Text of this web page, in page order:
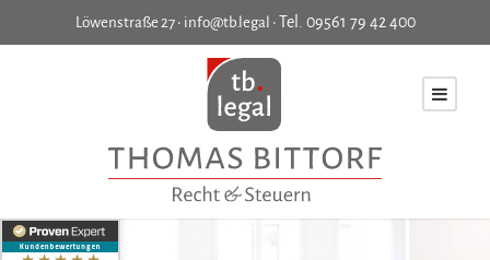
Löwenstraße 27 • info@tb.legal • Tel. 09561 79 42 400